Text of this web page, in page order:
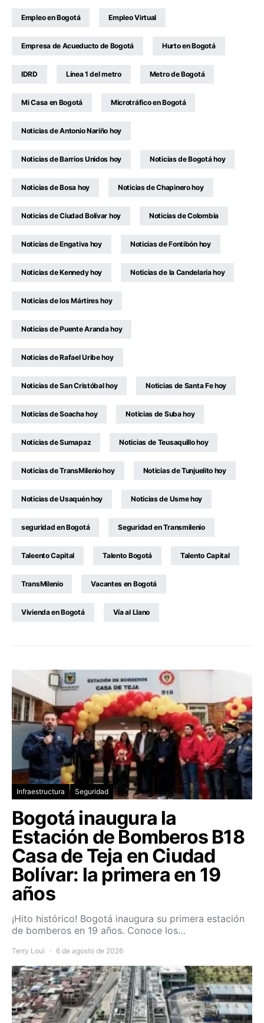
Empleo en Bogotá Empleo Virtual
Empresa de Acueducto de Bogotá Hurto en Bogotá
IDRD Línea 1 del metro Metro de Bogotá
Mi Casa en Bogotá Microtráfico en Bogotá
Noticias de Antonio Nariño hoy
Noticias de Barrios Unidos hoy Noticias de Bogotá hoy
Noticias de Bosa hoy Noticias de Chapinero hoy
Noticias de Ciudad Bolívar hoy Noticias de Colombia
Noticias de Engativa hoy Noticias de Fontibón hoy
Noticias de Kennedy hoy Noticias de la Candelaria hoy
Noticias de los Mártires hoy
Noticias de Puente Aranda hoy
Noticias de Rafael Uribe hoy
Noticias de San Cristóbal hoy Noticias de Santa Fe hoy
Noticias de Soacha hoy Noticias de Suba hoy
Noticias de Sumapaz Noticias de Teusaquillo hoy
Noticias de TransMilenio hoy Noticias de Tunjuelito hoy
Noticias de Usaquén hoy Noticias de Usme hoy
seguridad en Bogotá Seguridad en Transmilenio
Taleento Capital Talento Bogotá Talento Capital
TransMilenio Vacantes en Bogotá
Vivienda en Bogotá Vía al Llano
Infraestructura Seguridad
Bogotá inaugura la
Estación de Bomberos B18
Casa de Teja en Ciudad
Bolívar: la primera en 19
años
¡Hito histórico! Bogotá inaugura su primera estación
de bomberos en 19 años. Conoce los…
Terry Loui 6 de agosto de 2026